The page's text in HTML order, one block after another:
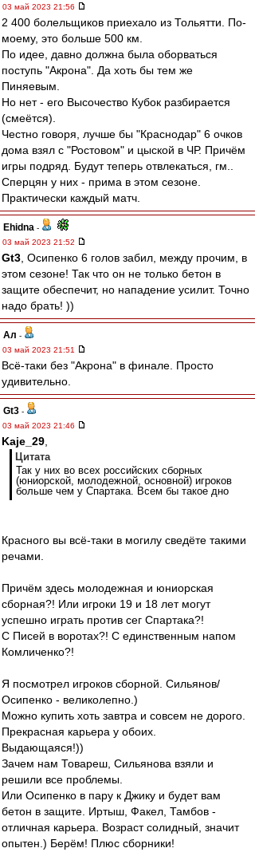
03 май 2023 21:56
2 400 болельщиков приехало из Тольятти. По-
моему, это больше 500 км.
По идее, давно должна была оборваться
поступь "Акрона". Да хоть бы тем же
Пиняевым.
Но нет - его Высочество Кубок разбирается
(смеётся).
Честно говоря, лучше бы "Краснодар" 6 очков
дома взял с "Ростовом" и цыской в ЧР. Причём
игры подряд. Будут теперь отвлекаться, гм..
Сперцян у них - прима в этом сезоне.
Практически каждый матч.
Ehidna -
03 май 2023 21:52
Gt3 , Осипенко 6 голов забил, между прочим, в
этом сезоне! Так что он не только бетон в
защите обеспечит, но нападение усилит. Точно
надо брать! ))
Ал -
03 май 2023 21:51
Всё-таки без "Акрона" в финале. Просто
удивительно.
Gt3 -
03 май 2023 21:46
Kaje_29
Цитата
Так у них во всех российских сборных
(юниорской, молодежной, основной) игроков
больше чем у Спартака. Всем бы такое дно
Красного вы всё-таки в могилу сведёте такими
речами.
Причём здесь молодежная и юниорская
сборная?! Или игроки 19 и 18 лет могут
успешно играть против сег Спартака?!
С Писей в воротах?! С единственным напом
Комличенко?!
Я посмотрел игроков сборной. Сильянов/
Осипенко - великолепно.)
Можно купить хоть завтра и совсем не дорого.
Прекрасная карьера у обоих.
Выдающаяся!))
Зачем нам Товареш, Сильянова взяли и
решили все проблемы.
Или Осипенко в пару к Джику и будет вам
бетон в защите. Иртыш, Факел, Тамбов -
отличная карьера. Возраст солидный, значит
опытен.) Берём! Плюс сборники!